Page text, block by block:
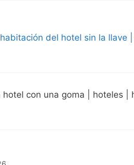
del hotel sin la llave |
con una goma | hoteles |